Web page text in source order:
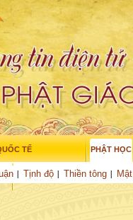
TẾ PHẬT HỌC
Tịnh độ Thiền tông
NGHIÊN CỨU